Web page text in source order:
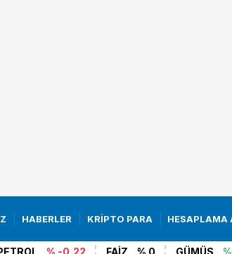
HABERLER KRİPTO PARA HESAPLAMA
% -0,22
FAİZ
% 0
GÜMÜŞ